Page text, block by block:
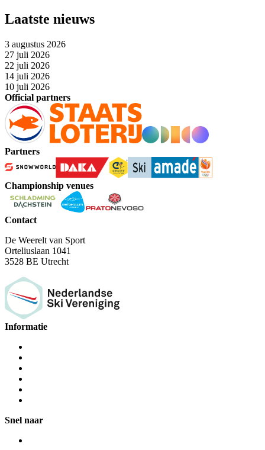
Laatste nieuws
3 augustus 2026
27 juli 2026
22 juli 2026
14 juli 2026
10 juli 2026
Official partners
Partners
Championship venues
Contact
De Weerelt van Sport
Orteliuslaan 1041
3528 BE Utrecht
Informatie
Snel naar